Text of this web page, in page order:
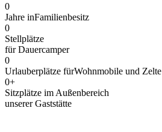
0
Jahre inFamilienbesitz
0
Stellplätze
für Dauercamper
0
Urlauberplätze fürWohnmobile und Zelte
0+
Sitzplätze im Außenbereich
unserer Gaststätte